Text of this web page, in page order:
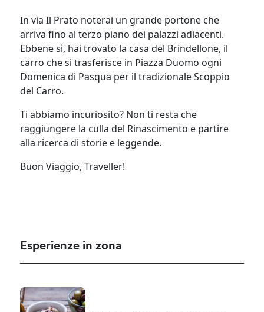
In via Il Prato noterai un grande portone che
arriva fino al terzo piano dei palazzi adiacenti.
Ebbene sì, hai trovato la casa del Brindellone, il
carro che si trasferisce in Piazza Duomo ogni
Domenica di Pasqua per il tradizionale Scoppio
del Carro.
Ti abbiamo incuriosito? Non ti resta che
raggiungere la culla del Rinascimento e partire
alla ricerca di storie e leggende.
Buon Viaggio, Traveller!
Esperienze in zona